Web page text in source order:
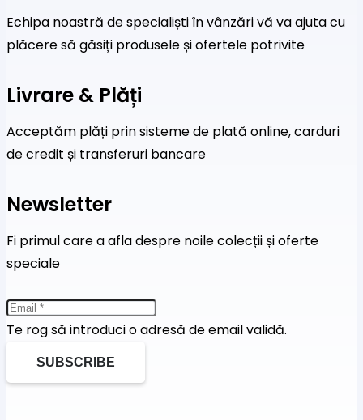
Echipa noastră de specialiști în vânzări vă va ajuta cu
plăcere să găsiți produsele și ofertele potrivite
Livrare & Plăți
Acceptăm plăți prin sisteme de plată online, carduri
de credit și transferuri bancare
Newsletter
Fi primul care a afla despre noile colecții și oferte
speciale
Te rog să introduci o adresă de email validă.
SUBSCRIBE